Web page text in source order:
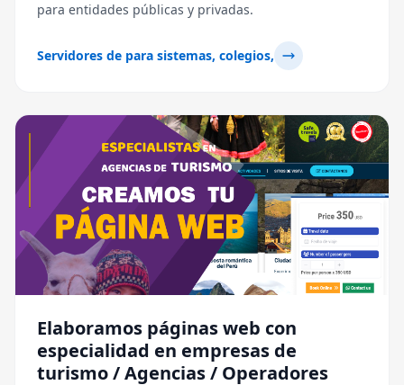
para entidades públicas y privadas.
Servidores de para sistemas, colegios,
Elaboramos páginas web con
especialidad en empresas de
turismo / Agencias / Operadores